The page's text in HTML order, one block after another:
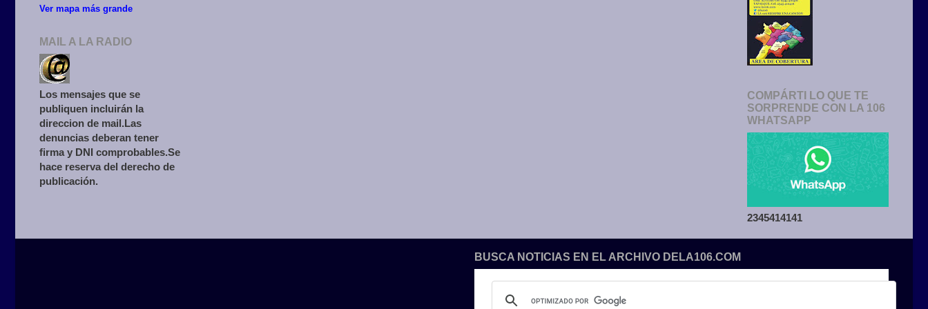
Ver mapa más grande
MAIL A LA RADIO
Los mensajes que se
publiquen incluirán la
direccion de mail.Las
denuncias deberan tener
firma y DNI comprobables.Se
hace reserva del derecho de
publicación.
COMPÁRTI LO QUE TE
SORPRENDE CON LA 106
WHATSAPP
2345414141
BUSCA NOTICIAS EN EL ARCHIVO DELA106.COM